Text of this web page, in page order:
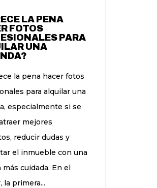
LA PENA
FOTOS
PARA
UNA
la pena hacer fotos
para alquilar una
especialmente si se
mejores
reducir dudas y
el inmueble con una
más cuidada. En el
la primera...